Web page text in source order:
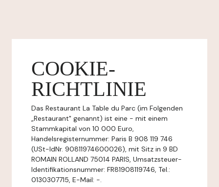
COOKIE-
RICHTLINIE
Das Restaurant La Table du Parc (im Folgenden
„Restaurant" genannt) ist eine - mit einem
Stammkapital von 10 000 Euro,
Handelsregisternummer: Paris B 908 119 746
(USt-IdNr. 90811974600026), mit Sitz in 9 BD
ROMAIN ROLLAND 75014 PARIS, Umsatzsteuer-
Identifikationsnummer: FR81908119746, Tel.:
0130307715, E-Mail: -.